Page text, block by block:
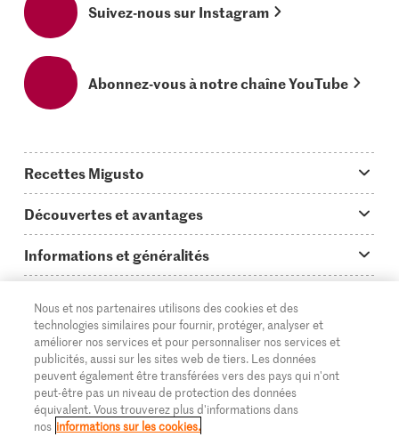
Suivez-nous sur Instagram
Abonnez-vous à notre chaîne YouTube
Recettes Migusto
Idées de menus
Plats principaux
Simple & vite prêt
Apéritif
Préparations au four
Enfants & famille
Découvertes et avantages
On en parle...
Tutoriels
Glossaire des ingrédients
Login Migusto
Magazine Migusto
Informations et généralités
Questions concernant Migusto
Cuisiner avec Migusto
Service clientèle & contact
Publicité
Supermarché
Migros Online
À propos de Migros
DE FR IT
Nous et nos partenaires utilisons des cookies et des
technologies similaires pour fournir, protéger, analyser et
améliorer nos services et pour personnaliser nos services et
publicités, aussi sur les sites web de tiers. Les données
peuvent également être transférées vers des pays qui n'ont
peut-être pas un niveau de protection des données
équivalent. Vous trouverez plus d'informations dans
nos informations sur les cookies.